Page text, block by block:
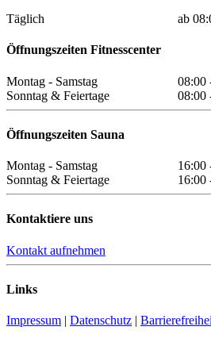
Täglich ab
Öffnungszeiten Fitnesscenter
Montag - Samstag
08:00
Sonntag & Feiertage
08:00
Öffnungszeiten Sauna
Montag - Samstag
16:00
Sonntag & Feiertage
16:00
Kontaktiere uns
Kontakt aufnehmen
Links
Impressum | Datenschutz |